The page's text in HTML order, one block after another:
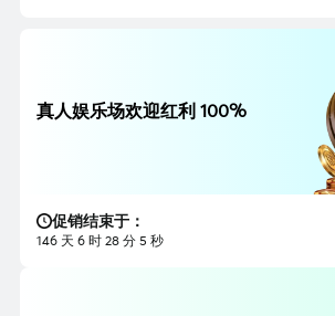
真人娱乐场欢迎红利 100%
促销结束于：
146 天 6 时 28 分 3 秒